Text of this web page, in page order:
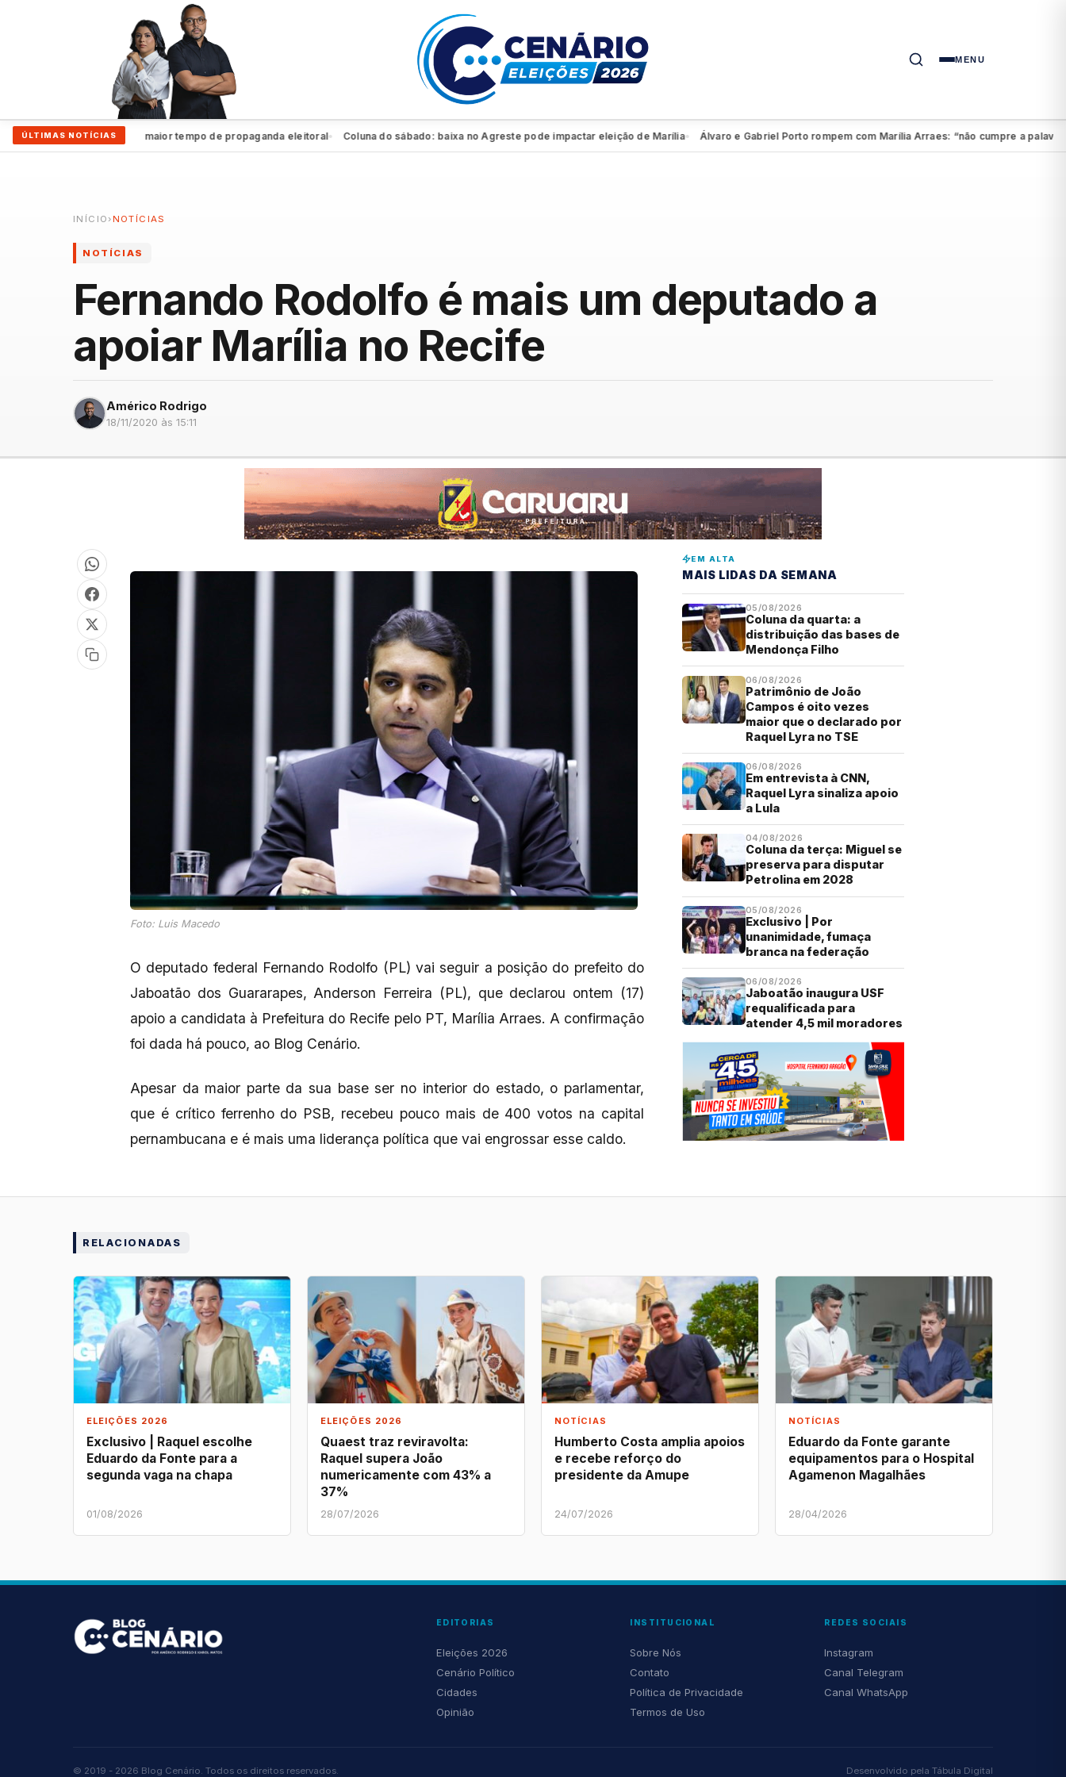
MENU
ÚLTIMAS NOTÍCIAS
João Campos garante maior tempo de propaganda eleitoral● Coluna do sábado: baixa no Agreste pode impactar eleição de Marília● Álvaro e Gabriel Porto rompem com Marília Arraes: “não cumpre a palavra”●
INÍCIO ›NOTÍCIAS
NOTÍCIAS
Fernando Rodolfo é mais um deputado a
apoiar Marília no Recife
Américo Rodrigo
18/11/2020 às 15:11
Foto: Luis Macedo
O deputado federal Fernando Rodolfo (PL) vai seguir a posição do prefeito do
Jaboatão dos Guararapes, Anderson Ferreira (PL), que declarou ontem (17)
apoio a candidata à Prefeitura do Recife pelo PT, Marília Arraes. A confirmação
foi dada há pouco, ao Blog Cenário.
Apesar da maior parte da sua base ser no interior do estado, o parlamentar,
que é crítico ferrenho do PSB, recebeu pouco mais de 400 votos na capital
pernambucana e é mais uma liderança política que vai engrossar esse caldo.
EM ALTA
MAIS LIDAS DA SEMANA
05/08/2026
Coluna da quarta: a
distribuição das bases de
Mendonça Filho
06/08/2026
Patrimônio de João
Campos é oito vezes
maior que o declarado por
Raquel Lyra no TSE
06/08/2026
Em entrevista à CNN,
Raquel Lyra sinaliza apoio
a Lula
04/08/2026
Coluna da terça: Miguel se
preserva para disputar
Petrolina em 2028
05/08/2026
Exclusivo | Por
unanimidade, fumaça
branca na federação
06/08/2026
Jaboatão inaugura USF
requalificada para
atender 4,5 mil moradores
RELACIONADAS
ELEIÇÕES 2026
Exclusivo | Raquel escolhe
Eduardo da Fonte para a
segunda vaga na chapa
01/08/2026
ELEIÇÕES 2026
Quaest traz reviravolta:
Raquel supera João
numericamente com 43% a
37%
28/07/2026
NOTÍCIAS
Humberto Costa amplia apoios
e recebe reforço do
presidente da Amupe
24/07/2026
NOTÍCIAS
Eduardo da Fonte garante
equipamentos para o Hospital
Agamenon Magalhães
28/04/2026
EDITORIAS
Eleições 2026
Cenário Político
Cidades
Opinião
INSTITUCIONAL
Sobre Nós
Contato
Política de Privacidade
Termos de Uso
REDES SOCIAIS
Instagram
Canal Telegram
Canal WhatsApp
© 2019 - 2026 Blog Cenário. Todos os direitos reservados. Desenvolvido pela Tábula Digital